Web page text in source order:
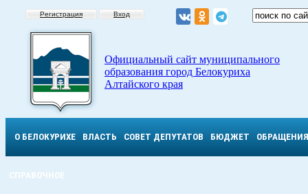
Регистрация Вход
Официальный сайт муниципального
образования город Белокуриха
Алтайского края
О БЕЛОКУРИХЕ ВЛАСТЬ СОВЕТ ДЕПУТАТОВ БЮДЖЕТ ОБРАЩЕНИЯ
СПРАВОЧНОЕ